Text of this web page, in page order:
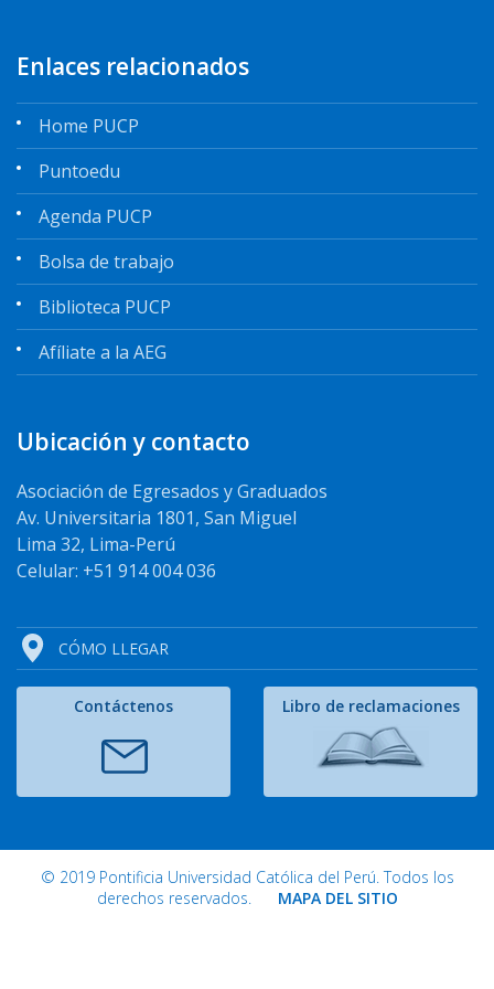
Enlaces relacionados
Home PUCP
Puntoedu
Agenda PUCP
Bolsa de trabajo
Biblioteca PUCP
Afíliate a la AEG
Ubicación y contacto
Asociación de Egresados y Graduados
Av. Universitaria 1801, San Miguel
Lima 32, Lima-Perú
Celular: +51 914 004 036
CÓMO LLEGAR
Contáctenos Libro de reclamaciones
© 2019 Pontificia Universidad Católica del Perú. Todos los
derechos reservados. MAPA DEL SITIO